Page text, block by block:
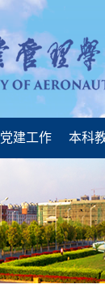
党建工作 本科